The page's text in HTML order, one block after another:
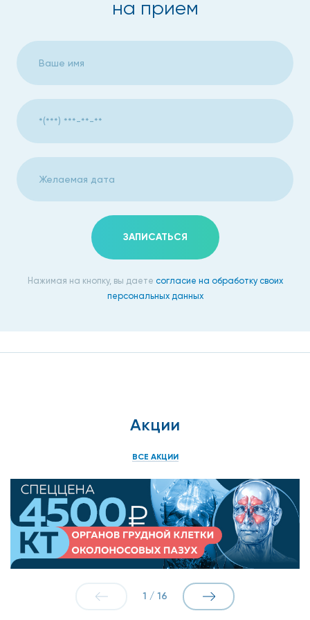
диагностику заболеваний глаз, используя все
ретиноскопию, тонометрию, КТ, МРТ. Первичный осмотр
пациента окулист на Бабушкинской начинает с проверки
остроты зрения и проведения детальной диагностики
всех органов зрения. После того, как будет установлен
точный диагноз, врач разработает схему терапии, в
которую могут быть включены, как консервативные, так и
заниматься самолечением очень опасно, так как можно
просто лишиться зрения, поэтому очень важно
обращаться к врачу при обнаружении каких-либо
признаков заболевания глаз. Осмотр хорошего
специалиста офтальмолога нужен при появлении
следующих симптомов:
Резкое падение остроты зрения;
Болевые ощущения в глазах (или одном глазу);
Дискомфортные ощущения от света;
Ощущения постороннего предмета в глазу и т.д.
В медицинском центре, который находится в районе
метро «Бабушкинская» вам будет обеспечен высокий
уровень обслуживания. Офтальмологи, ведущие прием на
Бабушкинской – это высококвалифицированные и
внимательные врачи, которые с открытым сердцем
на прием
ЗАПИСАТЬСЯ
Нажимая на кнопку, вы даете согласие на обработку своих
персональных данных
Акции
ВСЕ АКЦИИ
1 / 16